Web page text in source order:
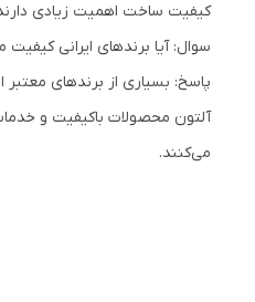
کیفیت ساخت اهمیت زیادی
سوال: آیا برندهای ایرانی کیفیت
پاسخ: بسیاری از برندهای معتبر
آلتون محصولات باکیفیت و
می‌کنند.